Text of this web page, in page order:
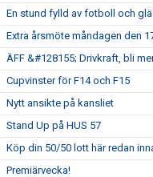
En stund fylld av fotboll och
Extra årsmöte måndagen den
ÄFF &#128155; Drivkraft, bli
Cupvinster för F14 och F15
Nytt ansikte på kansliet
Stand Up på HUS 57
Köp din 50/50 lott här redan
Premiärvecka!